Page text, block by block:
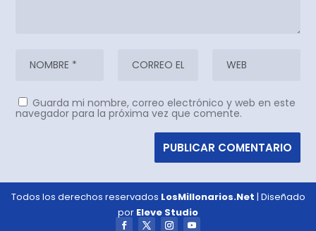
Guarda mi nombre, correo electrónico y web en este
navegador para la próxima vez que comente.
Todos los derechos reservados LosMillonarios.Net | Diseñado
por Eleve Studio